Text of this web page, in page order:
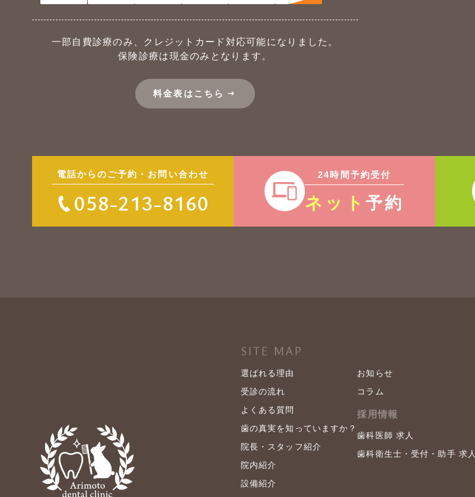
一部自費診療のみ、 クレジットカード対応可能になりました。
保険診療は現金のみとなります。
料金表はこちら
電話からのご予約・お問い合わせ
058-213-8160
24時間予約受付
ネット 予約
SITE MAP
選ばれる理由
受診の流れ
よくある質問
歯の真実を知っていますか？
院長・スタッフ紹介
院内紹介
設備紹介
お知らせ
コラム
採用情報
歯科医師 求人
歯科衛生士・受付・助手 求人